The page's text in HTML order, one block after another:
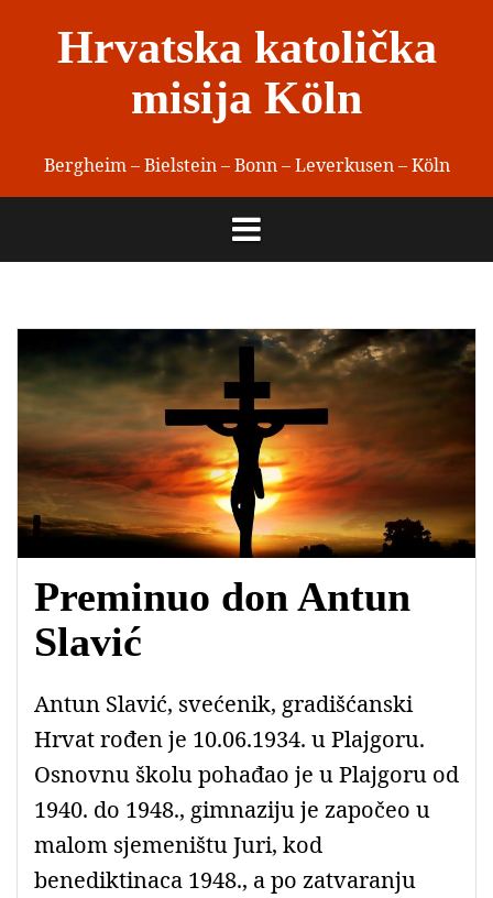
Hrvatska katolička
misija Köln
Bergheim – Bielstein – Bonn – Leverkusen – Köln
Preminuo don Antun
Slavić
Antun Slavić, svećenik, gradišćanski
Hrvat rođen je 10.06.1934. u Plajgoru.
Osnovnu školu pohađao je u Plajgoru od
1940. do 1948., gimnaziju je započeo u
malom sjemeništu Juri, kod
benediktinaca 1948., a po zatvaranju